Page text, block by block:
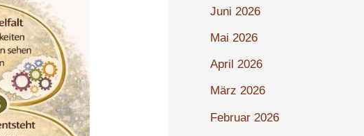
Juni 2026
Mai 2026
April 2026
März 2026
Februar 2026